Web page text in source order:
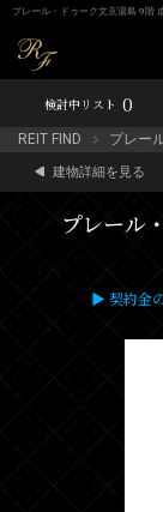
プレール・ドゥーク文京湯島 9階
検討中リスト 0
REIT FIND プレー
建物詳細を見る
プレール
▶ 契約金